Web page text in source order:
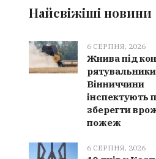
Найсвіжіші новини
6 СЕРПНЯ, 2026
Жнива під
рятувальники
Вінниччини
інспектують
зберегти
пожеж
6 СЕРПНЯ, 2026